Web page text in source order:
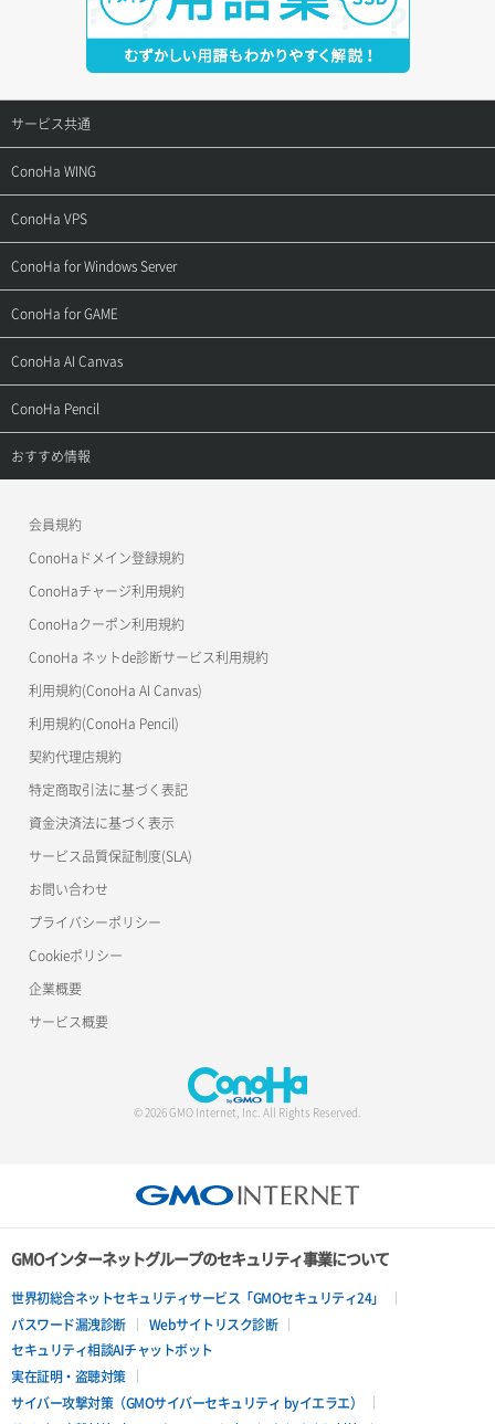
サービス共通
サポートトップ
ご契約・お支払い
用語集
お問い合わせ
ConoHa WING
サポートトップ
ご利用ガイド
お乗り換えガイド
よくある質問
ConoHa VPS
サポートトップ
ご利用ガイド
APIドキュメントVPS2.0
APIドキュメントVPS3.0
ConoHa for Windows Server
サポートトップ
ご利用ガイド
APIドキュメントVPS2.0
APIドキュメントVPS3.0
ConoHa for GAME
サポートトップ
ご利用ガイド
ConoHa AI Canvas
サポートトップ
ご利用ガイド
ConoHa Pencil
サポートトップ
おすすめ情報
美雲このは徹底ガイド
会員規約
ConoHaドメイン登録規約
ConoHaチャージ利用規約
ConoHaクーポン利用規約
ConoHa ネットde診断サービス利用規約
利用規約(ConoHa AI Canvas)
利用規約(ConoHa Pencil)
契約代理店規約
特定商取引法に基づく表記
資金決済法に基づく表示
サービス品質保証制度(SLA)
お問い合わせ
プライバシーポリシー
Cookieポリシー
企業概要
サービス概要
© 2026 GMO Internet, Inc. All Rights Reserved.
GMOインターネットグループのセキュリティ事業について
世界初総合ネットセキュリティサービス「GMOセキュリティ24」
パスワード漏洩診断
Webサイトリスク診断
セキュリティ相談AIチャットボット
実在証明・盗聴対策
サイバー攻撃対策（GMOサイバーセキュリティ byイエラエ）